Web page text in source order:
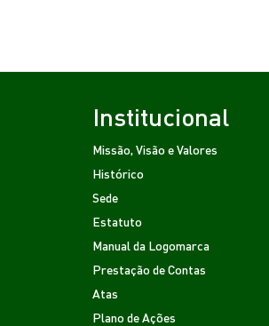
Institucional
Missão, Visão e Valores
Histórico
Sede
Estatuto
Manual da Logomarca
Prestação de Contas
Atas
Plano de Ações